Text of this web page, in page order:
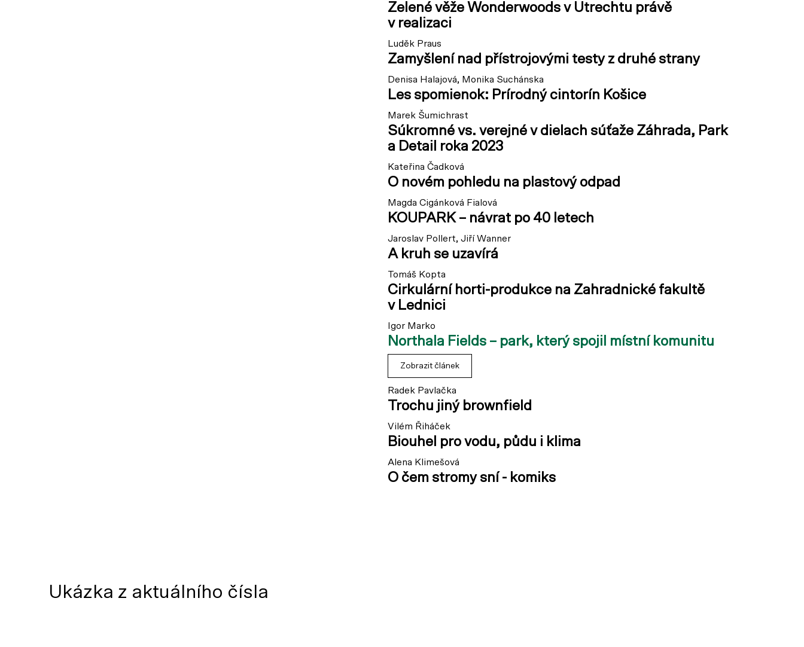
Zelené věže Wonderwoods v Utrechtu právě
v realizaci
Luděk Praus
Zamyšlení nad přístrojovými testy z druhé strany
Denisa Halajová, Monika Suchánska
Les spomienok: Prírodný cintorín Košice
Marek Šumichrast
Súkromné vs. verejné v dielach súťaže Záhrada, Park
a Detail roka 2023
Kateřina Čadková
O novém pohledu na plastový odpad
Magda Cigánková Fialová
KOUPARK – návrat po 40 letech
Jaroslav Pollert, Jiří Wanner
A kruh se uzavírá
Tomáš Kopta
Cirkulární horti-produkce na Zahradnické fakultě
v Lednici
Igor Marko
Northala Fields – park, který spojil místní komunitu
Zobrazit článek
Radek Pavlačka
Trochu jiný brownfield
Vilém Řiháček
Biouhel pro vodu, půdu i klima
Alena Klimešová
O čem stromy sní - komiks
Ukázka z aktuálního čísla